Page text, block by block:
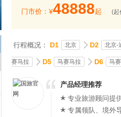
门市价：¥48888起 (起
行程概况： D1 北京 D2 北京-
赛马拉 D5 马赛马拉 D6 马
产品经理推荐
专业旅游顾问提
专属领队、境外